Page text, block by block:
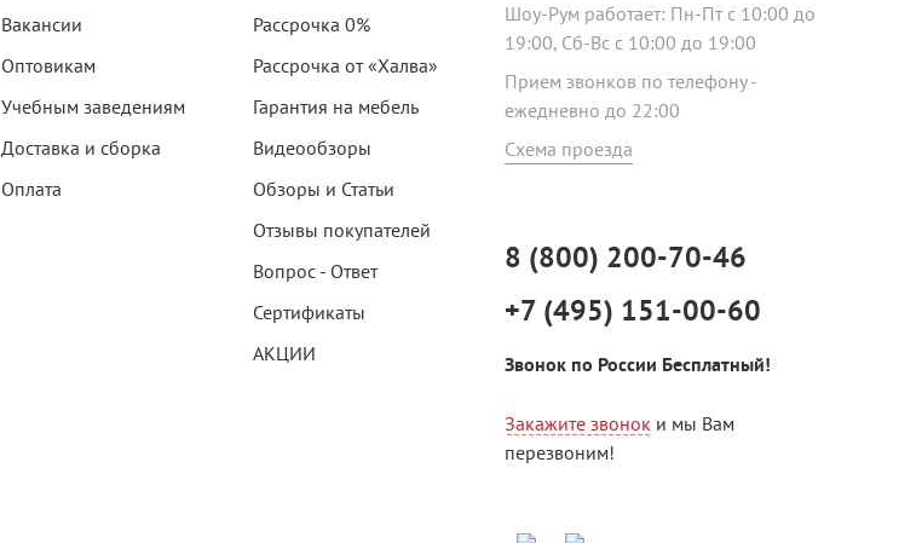
Вакансии
Оптовикам
Учебным заведениям
Доставка и сборка
Оплата
Рассрочка 0%
Рассрочка от «Халва»
Гарантия на мебель
Видеообзоры
Обзоры и Статьи
Отзывы покупателей
Вопрос - Ответ
Сертификаты
АКЦИИ
Шоу-Рум работает: Пн-Пт с 10:00 до
19:00, Сб-Вс с 10:00 до 19:00
Прием звонков по телефону -
ежедневно до 22:00
Схема проезда
8 (800) 200-70-46
+7 (495) 151-00-60
Звонок по России Бесплатный!
Закажите звонок и мы Вам
перезвоним!